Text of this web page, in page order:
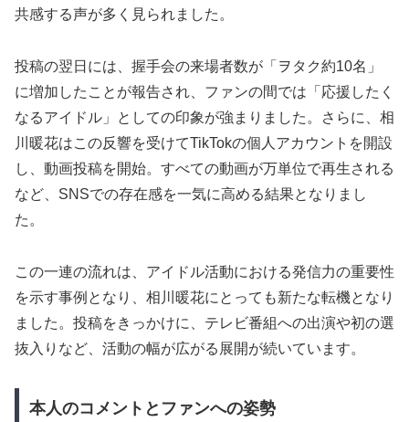
共感する声が多く見られました。
投稿の翌日には、握手会の来場者数が「ヲタク約10名」
に増加したことが報告され、ファンの間では「応援したく
なるアイドル」としての印象が強まりました。さらに、相
川暖花はこの反響を受けてTikTokの個人アカウントを開設
し、動画投稿を開始。すべての動画が万単位で再生される
など、SNSでの存在感を一気に高める結果となりまし
た。
この一連の流れは、アイドル活動における発信力の重要性
を示す事例となり、相川暖花にとっても新たな転機となり
ました。投稿をきっかけに、テレビ番組への出演や初の選
抜入りなど、活動の幅が広がる展開が続いています。
本人のコメントとファンへの姿勢